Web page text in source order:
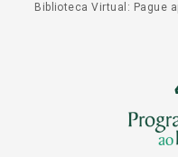
Biblioteca Virtual: Pague